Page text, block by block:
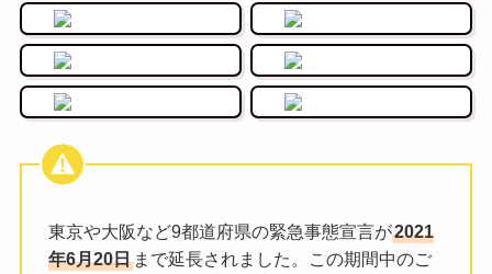
東京や大阪など9都道府県の緊急事態宣言が2021
年6月20日 まで延長されました。この期間中のご